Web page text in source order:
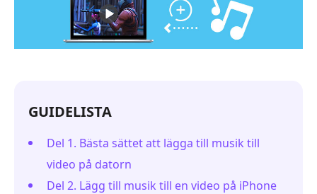
GUIDELISTA
Del 1. Bästa sättet att lägga till musik till
video på datorn
Del 2. Lägg till musik till en video på iPhone